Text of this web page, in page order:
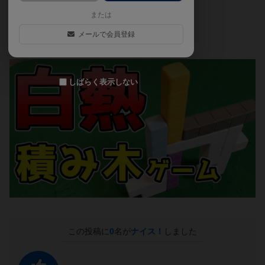
▼▼▼▼▼▼▼▼▼▼ ▼▼▼▼▼
この投稿に 0名がナイス！ しました
または
メールで会員登録
しばらく表示しない